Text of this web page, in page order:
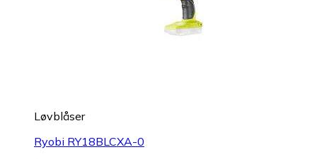
Løvblåser
Ryobi RY18BLCXA-0